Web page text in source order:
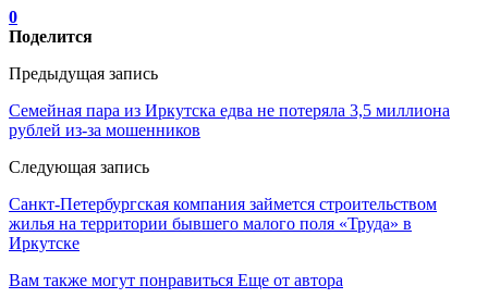
0
Поделится
Предыдущая запись
Семейная пара из Иркутска едва не потеряла 3,5 миллиона
рублей из-за мошенников
Следующая запись
Санкт-Петербургская компания займется строительством
жилья на территории бывшего малого поля «Труда» в
Иркутске
Вам также могут понравиться Еще от автора